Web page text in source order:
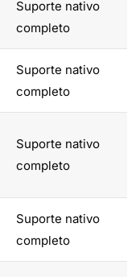
Suporte nativo
completo
Suporte nativo
completo
Suporte nativo
completo
Suporte nativo
completo